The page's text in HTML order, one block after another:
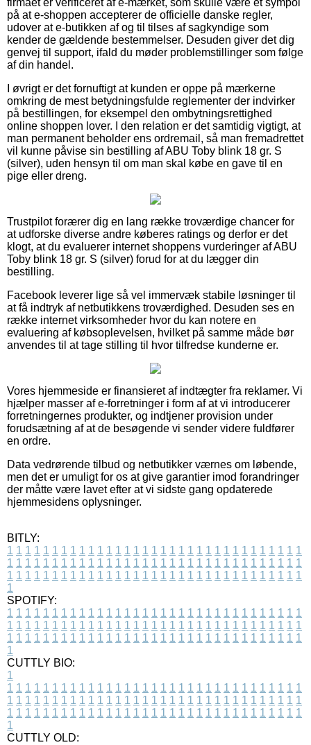
på at e-shoppen accepterer de officielle danske regler,
udover at e-butikken af og til tilses af sagkyndige som
kender de gældende bestemmelser. Desuden giver det dig
genvej til support, ifald du møder problemstillinger som følge
af din handel.
I øvrigt er det fornuftigt at kunden er oppe på mærkerne
omkring de mest betydningsfulde reglementer der indvirker
på bestillingen, for eksempel den ombytningsrettighed
online shoppen lover. I den relation er det samtidig vigtigt, at
man permanent beholder ens ordremail, så man fremadrettet
vil kunne påvise sin bestilling af ABU Toby blink 18 gr. S
(silver), uden hensyn til om man skal købe en gave til en
pige eller dreng.
Trustpilot forærer dig en lang række troværdige chancer for
at udforske diverse andre køberes ratings og derfor er det
klogt, at du evaluerer internet shoppens vurderinger af ABU
Toby blink 18 gr. S (silver) forud for at du lægger din
bestilling.
Facebook leverer lige så vel immervæk stabile løsninger til
at få indtryk af netbutikkens troværdighed. Desuden ses en
række internet virksomheder hvor du kan notere en
evaluering af købsoplevelsen, hvilket på samme måde bør
anvendes til at tage stilling til hvor tilfredse kunderne er.
Vores hjemmeside er finansieret af indtægter fra reklamer. Vi
hjælper masser af e-forretninger i form af at vi introducerer
forretningernes produkter, og indtjener provision under
forudsætning af at de besøgende vi sender videre fuldfører
en ordre.
Data vedrørende tilbud og netbutikker værnes om løbende,
men det er umuligt for os at give garantier imod forandringer
der måtte være lavet efter at vi sidste gang opdaterede
hjemmesidens oplysninger.
BITLY:
1 1 1 1 1 1 1 1 1 1 1 1 1 1 1 1 1 1 1 1 1 1 1 1 1 1 1 1 1 1 1 1 1
1 1 1 1 1 1 1 1 1 1 1 1 1 1 1 1 1 1 1 1 1 1 1 1 1 1 1 1 1 1 1 1 1
1 1 1 1 1 1 1 1 1 1 1 1 1 1 1 1 1 1 1 1 1 1 1 1 1 1 1 1 1 1 1 1 1
1
SPOTIFY:
1 1 1 1 1 1 1 1 1 1 1 1 1 1 1 1 1 1 1 1 1 1 1 1 1 1 1 1 1 1 1 1 1
1 1 1 1 1 1 1 1 1 1 1 1 1 1 1 1 1 1 1 1 1 1 1 1 1 1 1 1 1 1 1 1 1
1 1 1 1 1 1 1 1 1 1 1 1 1 1 1 1 1 1 1 1 1 1 1 1 1 1 1 1 1 1 1 1 1
1
CUTTLY BIO:
1
1 1 1 1 1 1 1 1 1 1 1 1 1 1 1 1 1 1 1 1 1 1 1 1 1 1 1 1 1 1 1 1 1
1 1 1 1 1 1 1 1 1 1 1 1 1 1 1 1 1 1 1 1 1 1 1 1 1 1 1 1 1 1 1 1 1
1 1 1 1 1 1 1 1 1 1 1 1 1 1 1 1 1 1 1 1 1 1 1 1 1 1 1 1 1 1 1 1 1
1
CUTTLY OLD: